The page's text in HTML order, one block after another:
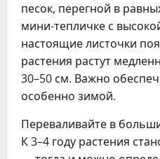
песок, перегной в
мини-тепличке с
настоящие листочки
растения растут
30–50 см. Важно
особенно зимой.
Переваливайте в
К 3–4 году растения